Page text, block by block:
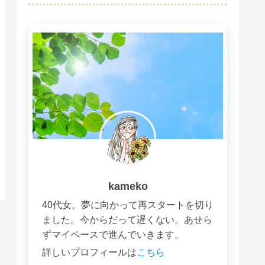
kameko
40代女。夢に向かって再スタートを切り
ました。今からだって遅くない。あせら
ずマイペースで進んでいきます。
詳しいプロフィールはこちら